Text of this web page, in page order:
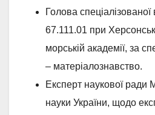
Голова
67.111.01 при
морській академії, за
– матеріалознавство.
Експерт наукової ради
науки України, щодо